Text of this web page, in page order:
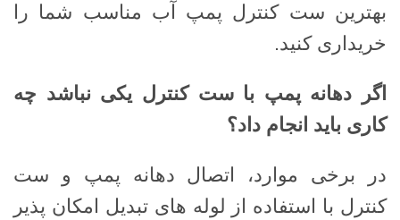
بهترین ست کنترل پمپ آب مناسب شما را
خریداری کنید.
اگر دهانه پمپ با ست کنترل یکی نباشد چه
کاری باید انجام داد؟
در برخی موارد، اتصال دهانه پمپ و ست
کنترل با استفاده از لوله های تبدیل امکان پذیر